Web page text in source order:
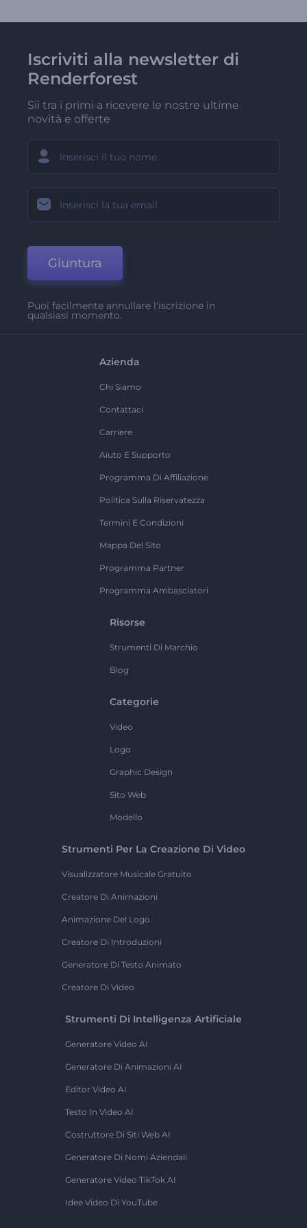
Iscriviti alla newsletter di
Renderforest
Sii tra i primi a ricevere le nostre ultime
novità e offerte
Giuntura
Puoi facilmente annullare l'iscrizione in
qualsiasi momento.
Azienda
Chi Siamo
Contattaci
Carriere
Aiuto E Supporto
Programma Di Affiliazione
Politica Sulla Riservatezza
Termini E Condizioni
Mappa Del Sito
Programma Partner
Programma Ambasciatori
Risorse
Strumenti Di Marchio
Blog
Categorie
Video
Logo
Graphic Design
Sito Web
Modello
Strumenti Per La Creazione Di Video
Visualizzatore Musicale Gratuito
Creatore Di Animazioni
Animazione Del Logo
Creatore Di Introduzioni
Generatore Di Testo Animato
Creatore Di Video
Strumenti Di Intelligenza Artificiale
Generatore Video AI
Generatore Di Animazioni AI
Editor Video AI
Testo In Video AI
Costruttore Di Siti Web AI
Generatore Di Nomi Aziendali
Generatore Video TikTok AI
Idee Video Di YouTube